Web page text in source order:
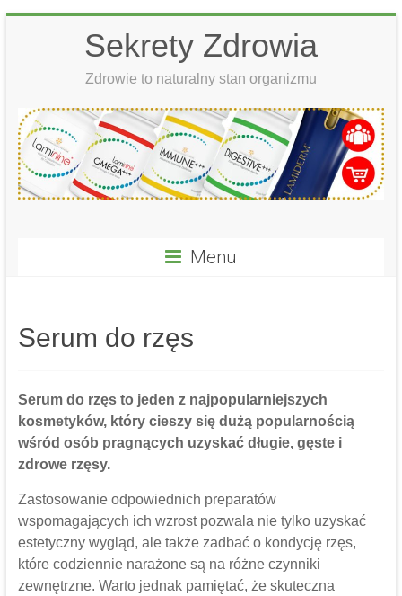
Sekrety Zdrowia
Zdrowie to naturalny stan organizmu
Menu
Serum do rzęs
Serum do rzęsto jeden z najpopularniejszych
kosmetyków, który cieszy się dużą popularnością
wśród osób pragnących uzyskać długie, gęste i
zdrowe rzęsy.
Zastosowanie odpowiednich preparatów
wspomagających ich wzrost pozwala nie tylko uzyskać
estetyczny wygląd, ale także zadbać o kondycję rzęs,
które codziennie narażone są na różne czynniki
zewnętrzne. Warto jednak pamiętać, że skuteczna